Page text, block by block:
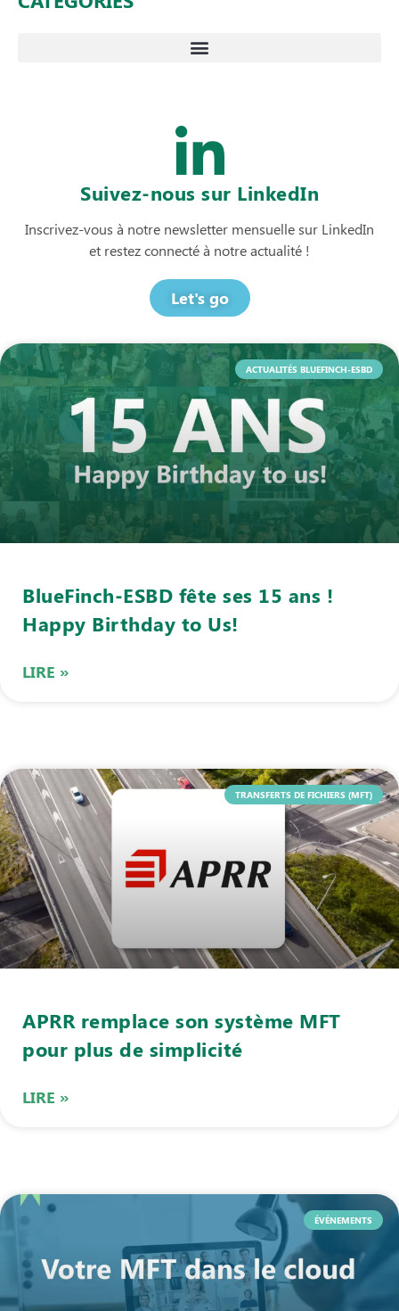
Suivez-nous sur LinkedIn
Inscrivez-vous à notre newsletter mensuelle sur LinkedIn
et restez connecté à notre actualité !
Let's go
ACTUALITÉS BLUEFINCH-ESBD
BlueFinch-ESBD fête ses 15 ans !
Happy Birthday to Us!
LIRE »
TRANSFERTS DE FICHIERS (MFT)
APRR remplace son système MFT
pour plus de simplicité
LIRE »
ÉVÉNEMENTS